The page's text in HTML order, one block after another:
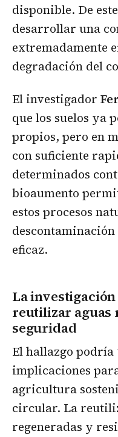
disponible. De
desarrollar una
extremadamente
degradación del
El investigador
que los suelos ya
propios, pero en
con suficiente
determinados
bioaumento
estos procesos
eficaz.
La
reutilizar aguas
seguridad
El hallazgo
implicaciones
agricultura
circular. La
regeneradas y